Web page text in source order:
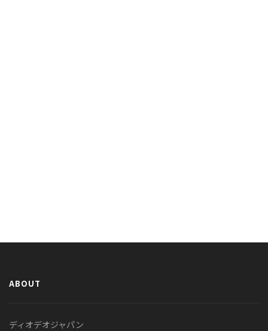
ABOUT
ディオデオジャパン